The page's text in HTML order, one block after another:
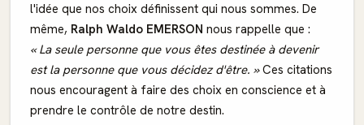
l'idée que nos choix définissent qui nous sommes. De
même, Ralph Waldo EMERSON nous rappelle que :
« La seule personne que vous êtes destinée à devenir
est la personne que vous décidez d'être. »Ces citations
nous encouragent à faire des choix en conscience et à
prendre le contrôle de notre destin.